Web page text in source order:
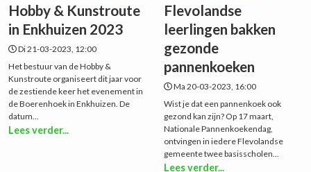
Hobby & Kunstroute
in Enkhuizen 2023
Di 21-03-2023, 12:00
Het bestuur van de Hobby &
Kunstroute organiseert dit jaar voor
de zestiende keer het evenement in
de Boerenhoek in Enkhuizen. De
datum...
Lees verder...
Flevolandse
leerlingen bakken
gezonde
pannenkoeken
Ma 20-03-2023, 16:00
Wist je dat een pannenkoek ook
gezond kan zijn? Op 17 maart,
Nationale Pannenkoekendag,
ontvingen in iedere Flevolandse
gemeente twee basisscholen...
Lees verder...